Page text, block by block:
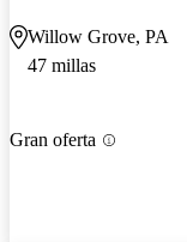
Willow Grove, PA
47 millas
Gran oferta